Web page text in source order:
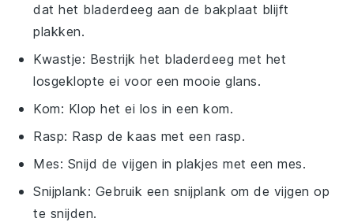
dat het bladerdeeg aan de bakplaat blijft
plakken.
Kwastje: Bestrijk het bladerdeeg met het
losgeklopte ei voor een mooie glans.
Kom: Klop het ei los in een kom.
Rasp: Rasp de kaas met een rasp.
Mes: Snijd de vijgen in plakjes met een mes.
Snijplank: Gebruik een snijplank om de vijgen op
te snijden.